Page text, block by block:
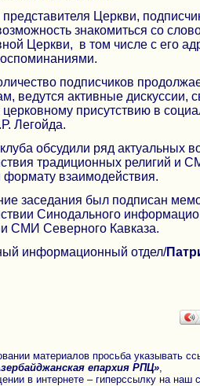
Церкви,
знакомиться со
Церкви, в том числе с его
подписчиков
ведутся активные дискуссии,
церковному присутствию в
Легойда.
обсудили ряд актуальных
традиционных религий и
формату взаимодействия.
заседания был подписан
Синодального
СМИ Северного Кавказа.
информационный отдел/
материалов просьба указывать
епархия РПЦ»
в интернете – гиперссылку на наш